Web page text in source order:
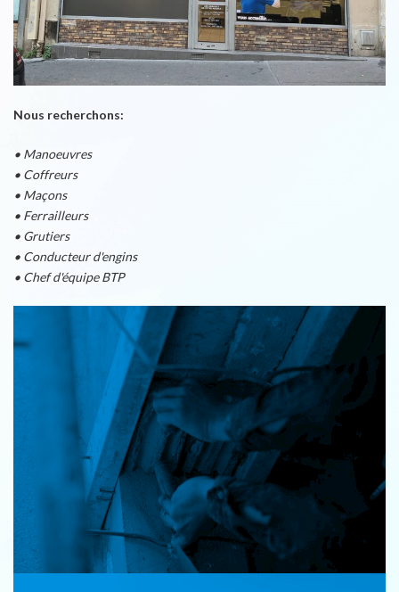
Nous recherchons:
• Manoeuvres
• Coffreurs
• Maçons
• Ferrailleurs
• Grutiers
• Conducteur d'engins
• Chef d'équipe BTP